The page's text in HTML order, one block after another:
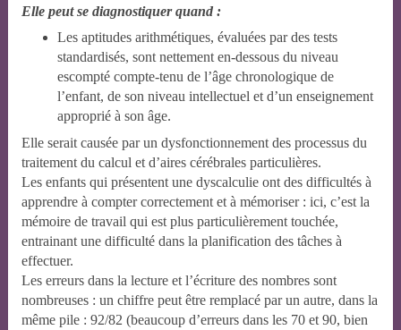
Elle peut se diagnostiquer quand :
Les aptitudes arithmétiques, évaluées par des tests
standardisés, sont nettement en-dessous du niveau
escompté compte-tenu de l’âge chronologique de
l’enfant, de son niveau intellectuel et d’un enseignement
approprié à son âge.
Elle serait causée par un dysfonctionnement des processus du
traitement du calcul et d’aires cérébrales particulières.
Les enfants qui présentent une dyscalculie ont des difficultés à
apprendre à compter correctement et à mémoriser : ici, c’est la
mémoire de travail qui est plus particulièrement touchée,
entrainant une difficulté dans la planification des tâches à
effectuer.
Les erreurs dans la lecture et l’écriture des nombres sont
nombreuses : un chiffre peut être remplacé par un autre, dans la
même pile : 92/82 (beaucoup d’erreurs dans les 70 et 90, bien